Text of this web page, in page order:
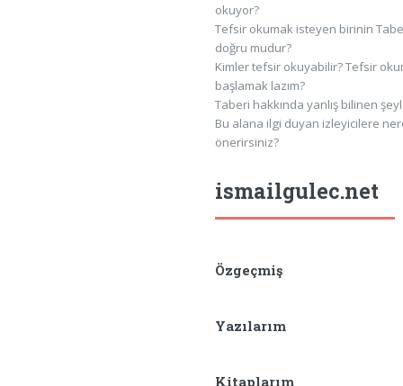
okuyor?
Tefsir okumak isteyen birinin
doğru mudur?
Kimler tefsir okuyabilir? Tefsir
başlamak lazım?
Taberi hakkında yanlış bilinen
Bu alana ilgi duyan izleyicilere
önerirsiniz?
ismailgulec.net
Özgeçmiş
Yazılarım
Kitaplarım